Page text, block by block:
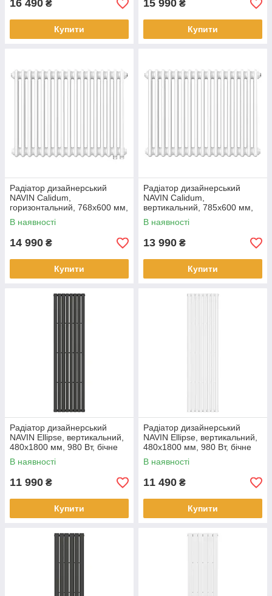
16 490 ₴
Купити
15 990 ₴
Купити
Радіатор дизайнерський
NAVIN Calidum,
горизонтальний, 768x600 мм,
990 Вт, нижнє підключення 50
мм, білий
В наявності
14 990 ₴
Купити
Радіатор дизайнерський
NAVIN Calidum,
вертикальний, 785x600 мм,
990 Вт, бічне підключення,
білий
В наявності
13 990 ₴
Купити
Радіатор дизайнерський
NAVIN Ellipse, вертикальний,
480x1800 мм, 980 Вт, бічне
підключення, чорний муар
В наявності
11 990 ₴
Купити
Радіатор дизайнерський
NAVIN Ellipse, вертикальний,
480x1800 мм, 980 Вт, бічне
підключення, білий
В наявності
11 490 ₴
Купити